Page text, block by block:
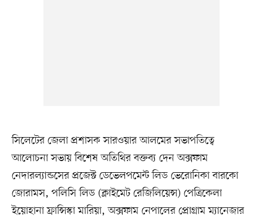
সিলেটের জেলা প্রশাসক সারওয়ার আলমের সভাপতিত্বে
আলোচনা সভায় বিশেষ অতিথির বক্তব্য দেন অক্সফাম
নেদারল্যান্ডসের প্রজেক্ট ডেভেলপমেন্ট লিড ভেরোনিকা বারকো
জোরামস, পলিসি লিড (ক্লাইমেট রেজিলিয়েন্স) পেত্রিকেলা
ইয়োহানা ফ্রান্সিস্কা মারিয়া, অক্সফাম নেপালের প্রোগ্রাম ম্যানেজার